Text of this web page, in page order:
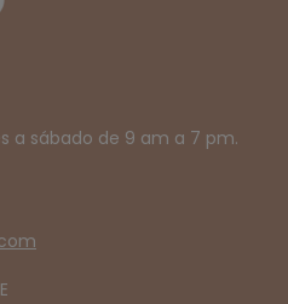
a sábado de 9 am a 7 pm.